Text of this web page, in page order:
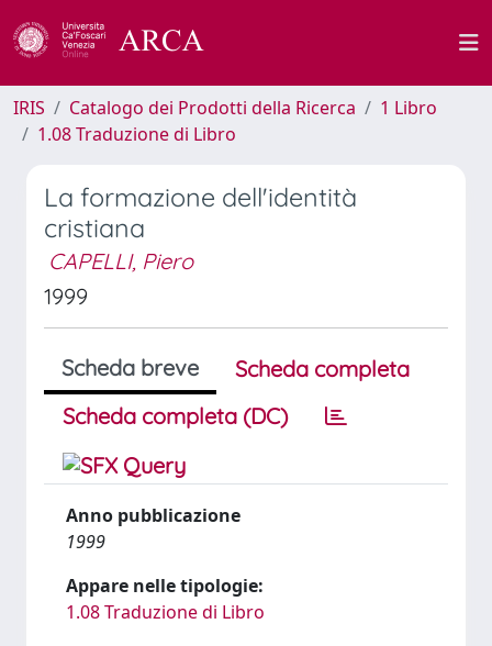
IRIS Catalogo dei Prodotti della Ricerca
1 Libro
1.08 Traduzione di Libro
La formazione dell'identità
cristiana
CAPELLI, Piero
1999
Scheda breve
Scheda completa
Scheda completa (DC)
Anno pubblicazione
1999
Appare nelle tipologie:
1.08 Traduzione di Libro